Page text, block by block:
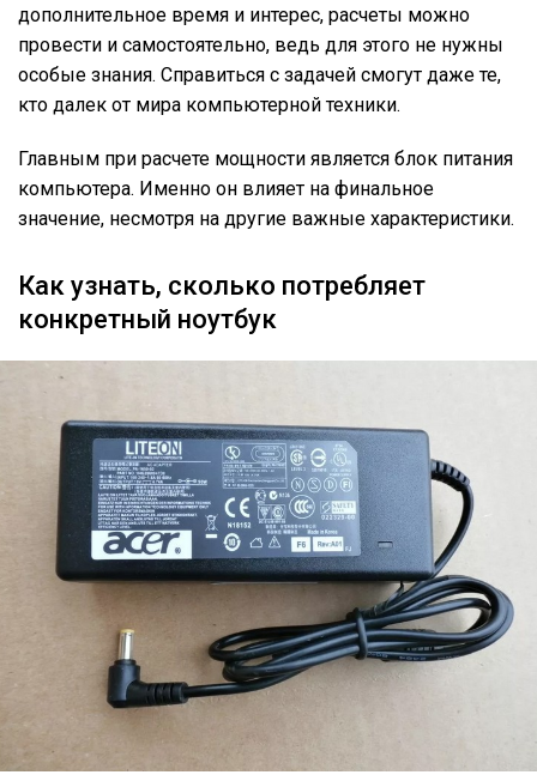
дополнительное время и интерес, расчеты можно
провести и самостоятельно, ведь для этого не нужны
особые знания. Справиться с задачей смогут даже те,
кто далек от мира компьютерной техники.
Главным при расчете мощности является блок питания
компьютера. Именно он влияет на финальное
значение, несмотря на другие важные характеристики.
Как узнать, сколько потребляет
конкретный ноутбук